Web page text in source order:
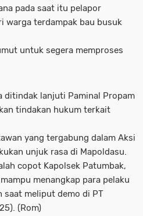
pada saat itu pelapor
warga terdampak bau busuk
untuk segera memproses
ditindak lanjuti Paminal Propam
tindakan hukum terkait
yang tergabung dalam Aksi
unjuk rasa di Mapoldasu.
copot Kapolsek Patumbak,
menangkap para pelaku
saat meliput demo di PT
(Rom)